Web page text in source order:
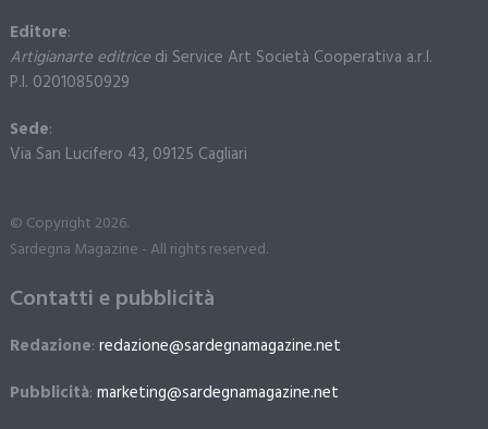
Editore:
Artigianarte editricedi Service Art Società Cooperativa a.r.l.
P.I. 02010850929
Sede:
Via San Lucifero 43, 09125 Cagliari
© Copyright 2026.
Sardegna Magazine - All rights reserved.
Contatti e pubblicità
Redazione: redazione@sardegnamagazine.net
Pubblicità: marketing@sardegnamagazine.net